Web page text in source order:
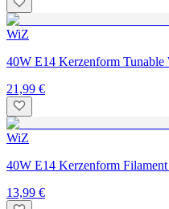
WiZ
40W E14 Kerzenform Tunable
21,99 €
WiZ
40W E14 Kerzenform
13,99 €